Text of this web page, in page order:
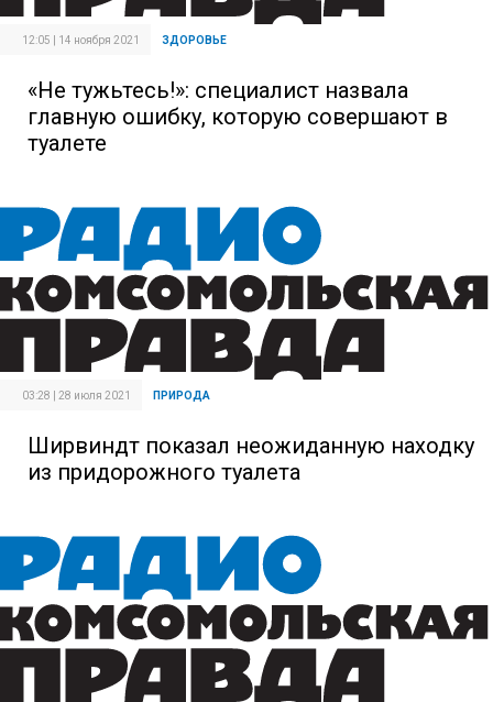
12:05 | 14 ноября 2021 ЗДОРОВЬЕ
«Не тужьтесь!»: специалист назвала
главную ошибку, которую совершают в
туалете
03:28 | 28 июля 2021 ПРИРОДА
Ширвиндт показал неожиданную находку
из придорожного туалета